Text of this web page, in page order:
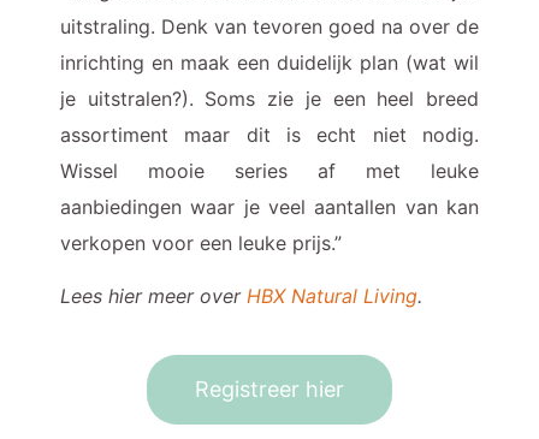
uitstraling. Denk van tevoren goed na over de
inrichting en maak een duidelijk plan (wat wil
je uitstralen?). Soms zie je een heel breed
assortiment maar dit is echt niet nodig.
Wissel mooie series af met leuke
aanbiedingen waar je veel aantallen van kan
verkopen voor een leuke prijs.”
Lees hier meer over HBX Natural Living.
Registreer hier